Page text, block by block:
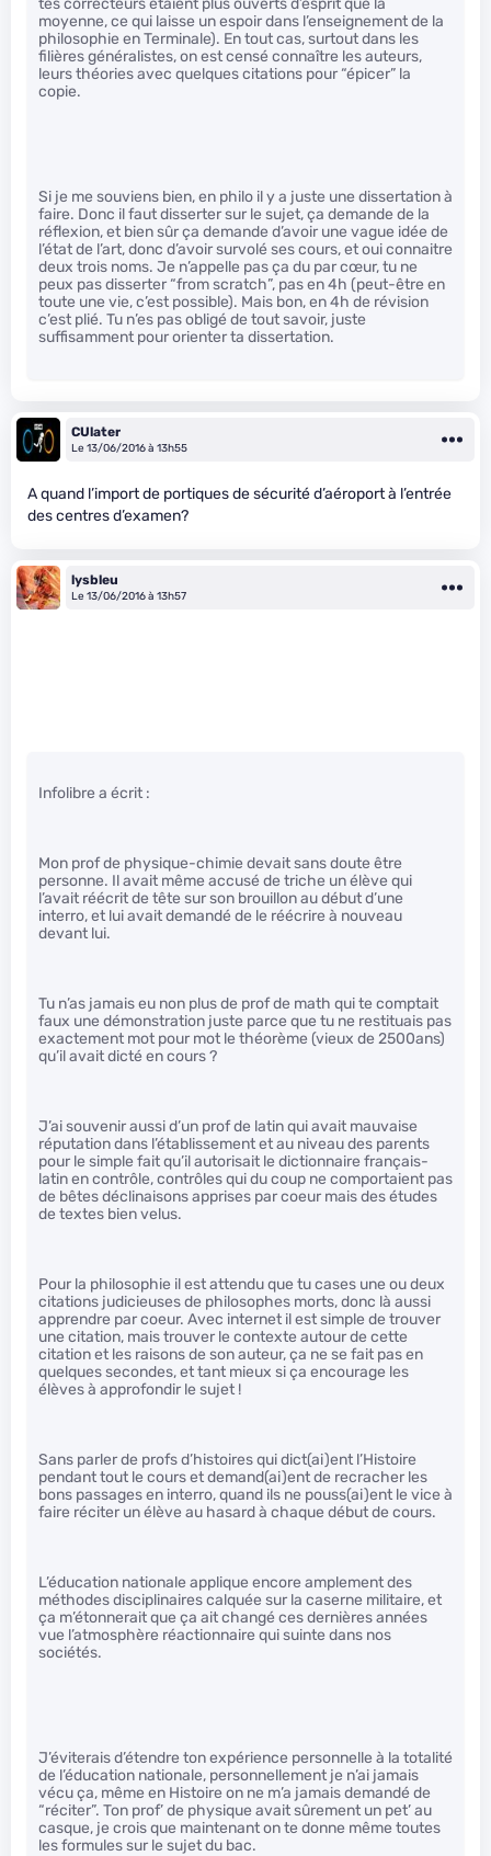
tes correcteurs étaient plus ouverts d’esprit que la
moyenne, ce qui laisse un espoir dans l’enseignement de la
philosophie en Terminale). En tout cas, surtout dans les
filières généralistes, on est censé connaître les auteurs,
leurs théories avec quelques citations pour “épicer” la
copie.
Si je me souviens bien, en philo il y a juste une dissertation à
faire. Donc il faut disserter sur le sujet, ça demande de la
réflexion, et bien sûr ça demande d’avoir une vague idée de
l’état de l’art, donc d’avoir survolé ses cours, et oui connaitre
deux trois noms. Je n’appelle pas ça du par cœur, tu ne
peux pas disserter “from scratch”, pas en 4h (peut-être en
toute une vie, c’est possible). Mais bon, en 4h de révision
c’est plié. Tu n’es pas obligé de tout savoir, juste
suffisamment pour orienter ta dissertation.
CUlater
Le 13/06/2016 à 13h55
A quand l’import de portiques de sécurité d’aéroport à l’entrée
des centres d’examen?
lysbleu
Le 13/06/2016 à 13h57
Infolibre a écrit :
Mon prof de physique-chimie devait sans doute être
personne. Il avait même accusé de triche un élève qui
l’avait réécrit de tête sur son brouillon au début d’une
interro, et lui avait demandé de le réécrire à nouveau
devant lui.
Tu n’as jamais eu non plus de prof de math qui te comptait
faux une démonstration juste parce que tu ne restituais pas
exactement mot pour mot le théorème (vieux de 2500ans)
qu’il avait dicté en cours ?
J’ai souvenir aussi d’un prof de latin qui avait mauvaise
réputation dans l’établissement et au niveau des parents
pour le simple fait qu’il autorisait le dictionnaire français-
latin en contrôle, contrôles qui du coup ne comportaient pas
de bêtes déclinaisons apprises par coeur mais des études
de textes bien velus.
Pour la philosophie il est attendu que tu cases une ou deux
citations judicieuses de philosophes morts, donc là aussi
apprendre par coeur. Avec internet il est simple de trouver
une citation, mais trouver le contexte autour de cette
citation et les raisons de son auteur, ça ne se fait pas en
quelques secondes, et tant mieux si ça encourage les
élèves à approfondir le sujet !
Sans parler de profs d’histoires qui dict(ai)ent l’Histoire
pendant tout le cours et demand(ai)ent de recracher les
bons passages en interro, quand ils ne pouss(ai)ent le vice à
faire réciter un élève au hasard à chaque début de cours.
L’éducation nationale applique encore amplement des
méthodes disciplinaires calquée sur la caserne militaire, et
ça m’étonnerait que ça ait changé ces dernières années
vue l’atmosphère réactionnaire qui suinte dans nos
sociétés.
J’éviterais d’étendre ton expérience personnelle à la totalité
de l’éducation nationale, personnellement je n’ai jamais
vécu ça, même en Histoire on ne m’a jamais demandé de
“réciter”. Ton prof’ de physique avait sûrement un pet’ au
casque, je crois que maintenant on te donne même toutes
les formules sur le sujet du bac.